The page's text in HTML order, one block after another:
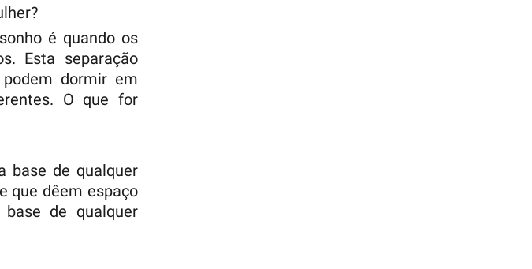
é quando os
Esta separação
dormir em
O que for
base de qualquer
que dêem espaço
de qualquer